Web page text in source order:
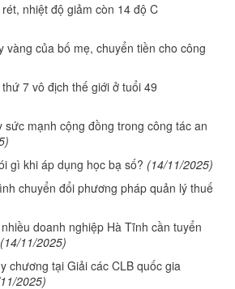
nhiệt độ giảm còn 14 độ C
vàng của bố mẹ, chuyển tiền cho công
7 vô địch thế giới ở tuổi 49
mạnh cộng đồng trong công tác an
gì khi áp dụng học bạ số? (14/11/2025)
chuyển đổi phương pháp quản lý thuế
doanh nghiệp Hà Tĩnh cần tuyển
(14/11/2025)
chương tại Giải các CLB quốc gia
2025)